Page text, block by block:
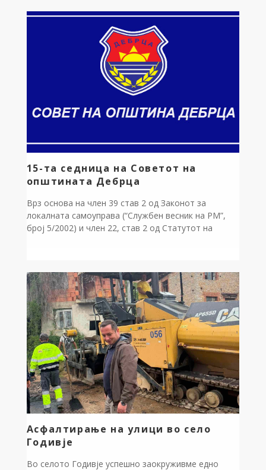
одпад нема да се изврши според вообичаениот
распоред. Подигање на одпадот ќе се изврши во
Вторник,04.08.2026 година Ви благодариме на
15-та седница на Советот на
општината Дебрца
Врз основа на член 39 став 2 од Законот за
локалната самоуправа (“Службен весник на РМ”,
број 5/2002) и член 22, став 2 од Статутот на
Советот на општината Дебрца […]
Асфалтирање на улици во село
Годивје
Во селото Годивје успешно заокруживме едно